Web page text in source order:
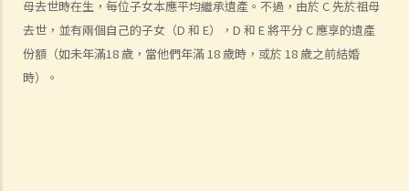
母去世時在生，每位子女本應平均繼承遺產。不過，由於 C 先於祖母
去世，並有兩個自己的子女（D 和 E），D 和 E 將平分 C 應享的遺產
份額（如未年滿18 歲，當他們年滿 18 歲時，或於 18 歲之前結婚
時）。
1. 資格
1. 如果遺囑執行人失蹤或拒絕履行職責的話，可否由其他人申請遺產認